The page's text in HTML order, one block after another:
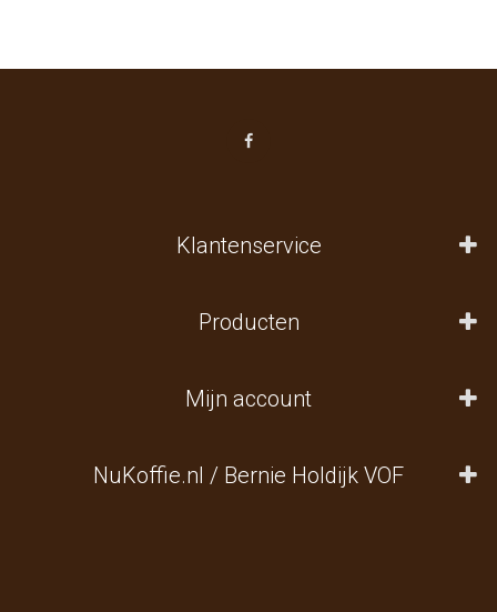
Klantenservice
Producten
Mijn account
NuKoffie.nl / Bernie Holdijk VOF